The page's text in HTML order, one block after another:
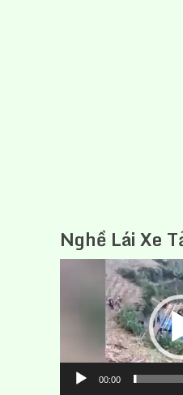
Nghề Lái Xe
00:00